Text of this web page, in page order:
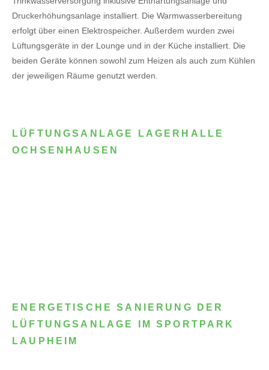
Druckerhöhungsanlage installiert. Die Warmwasserbereitung
erfolgt über einen Elektrospeicher. Außerdem wurden zwei
Lüftungsgeräte in der Lounge und in der Küche installiert. Die
beiden Geräte können sowohl zum Heizen als auch zum Kühlen
der jeweiligen Räume genutzt werden.
LÜFTUNGSANLAGE LAGERHALLE
OCHSENHAUSEN
ENERGETISCHE SANIERUNG DER
LÜFTUNGSANLAGE IM SPORTPARK
LAUPHEIM